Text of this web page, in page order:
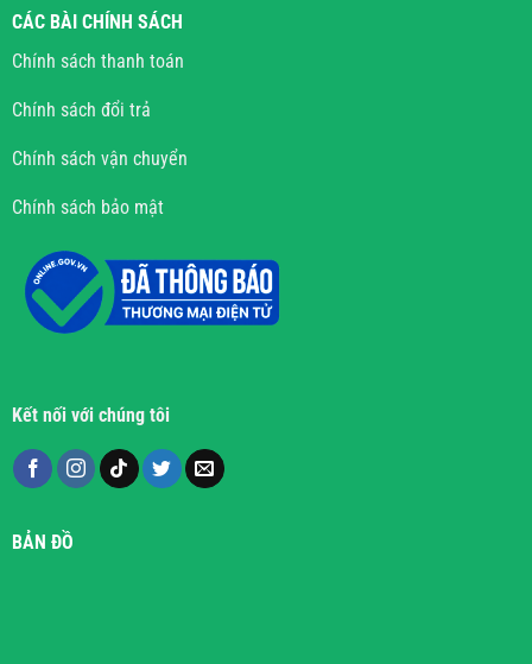
CÁC BÀI CHÍNH SÁCH
Chính sách thanh toán
Chính sách đổi trả
Chính sách vận chuyển
Chính sách bảo mật
Kết nối với chúng tôi
BẢN ĐỒ